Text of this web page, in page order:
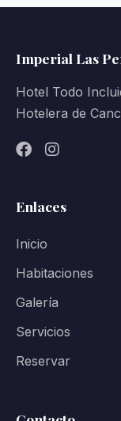
Imperial Las
Hotel Todo
Hotelera de
Enlaces
Inicio
Habitaciones
Galería
Servicios
Reservar